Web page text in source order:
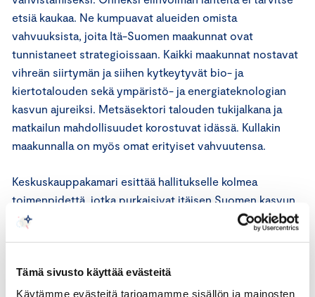
Tämä sivusto käyttää evästeitä
Käytämme evästeitä tarjoamamme sisällön ja mainosten
etsiä kaukaa. Ne kumpuavat alueiden omista
vahvuuksista, joita Itä-Suomen maakunnat ovat
tunnistaneet strategioissaan. Kaikki maakunnat nostavat
vihreän siirtymän ja siihen kytkeytyvät bio- ja
kiertotalouden sekä ympäristö- ja energiateknologian
kasvun ajureiksi. Metsäsektori talouden tukijalkana ja
matkailun mahdollisuudet korostuvat idässä. Kullakin
maakunnalla on myös omat erityiset vahvuutensa.
Keskuskauppakamari esittää hallitukselle kolmea
toimenpidettä, jotka purkaisivat itäisen Suomen kasvun
esteitä ja olisivat merkittäviä koko Suomen kannalta.
kasvulle koko maassa. Keskuskauppakamarin mielestä
työperäisen maahanmuuton saatavuusharkinnasta on